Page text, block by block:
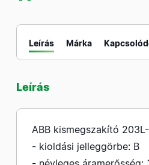
Leírás Márka
Leírás
ABB kismegszakító
- kioldási jelleggörbe: B